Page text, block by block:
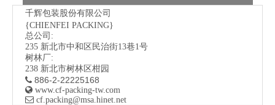
千辉包装股份有限公司
{CHIENFEI PACKING}
总公司:
235 新北市中和区民治街13巷1号
树林厂:
238 新北市树林区柑园
 886-2-22225168
 www.cf-packing-tw.com
 ​ cf.packing@msa.hinet.net